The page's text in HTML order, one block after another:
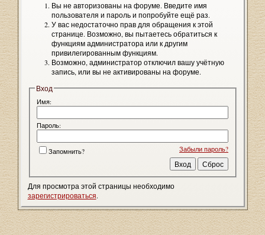
Вы не авторизованы на форуме. Введите имя
пользователя и пароль и попробуйте ещё раз.
У вас недостаточно прав для обращения к этой
странице. Возможно, вы пытаетесь обратиться к
функциям администратора или к другим
привилегированным функциям.
Возможно, администратор отключил вашу учётную
запись, или вы не активированы на форуме.
Вход
Имя:
Пароль:
Забыли пароль?
Запомнить?
Для просмотра этой страницы необходимо
зарегистрироваться.